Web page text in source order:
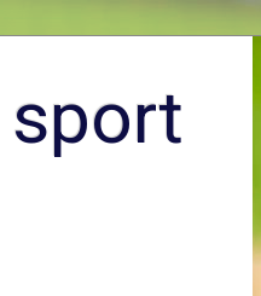
sport